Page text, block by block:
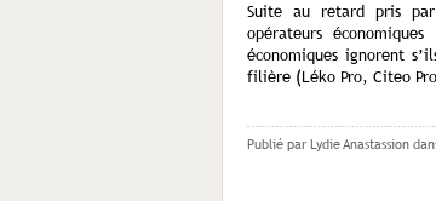
Suite au retard pris
opérateurs
économiques ignorent
filière (Léko Pro, Citeo
Publié par Lydie Anastassion